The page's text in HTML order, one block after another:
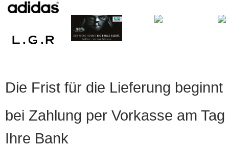
Die Frist für die Lieferung beginnt
bei Zahlung per Vorkasse am
Ihre Bank